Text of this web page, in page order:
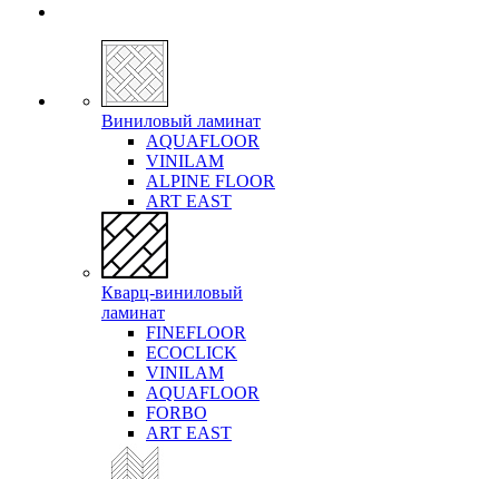
Виниловый ламинат
AQUAFLOOR
VINILAM
ALPINE FLOOR
ART EAST
Кварц-виниловый
ламинат
FINEFLOOR
ECOCLICK
VINILAM
AQUAFLOOR
FORBO
ART EAST